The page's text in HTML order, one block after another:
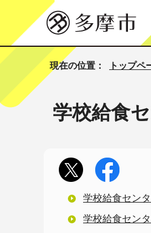
現在の位置： トップペ
学校給食
学校給食セン
学校給食セン